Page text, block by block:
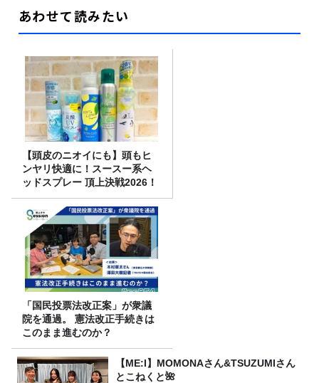
あわせて読みたい
【頭皮のニオイにも】頭もヒ
ンヤリ快適に！スースー系ヘ
ッドスプレー 頂上決戦2026！
「国民投票法改正案」が衆議
院を通過。 憲法改正手続きは
このまま進むのか？
【ME:I】MOMONAさん&TSUZUMIさん
とこねくと🌺